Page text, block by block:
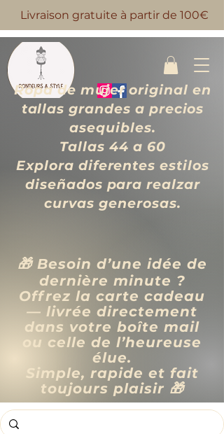
Livraison gratuite à partir de 100€
Ropa de mujer original en
tallas grandes a precios
asequibles.
Tallas 44 a 60
Explora diferentes estilos
diseñados para realzar
curvas generosas.
🎁 Besoin d’une idée de
dernière minute ?
Offrez la carte cadeau
— livrée directement
dans votre boîte mail
ou celle de l’heureuse
élue.
Simple, rapide et fait
toujours plaisir 🎁